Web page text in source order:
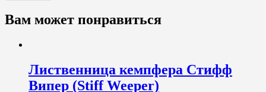
Вам может понравиться
Лиственница кемпфера Стифф
Випер (Stiff Weeper)